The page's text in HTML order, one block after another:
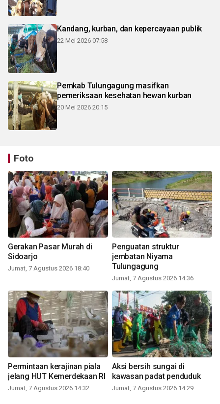
Kandang, kurban, dan kepercayaan publik
22 Mei 2026 07:58
Pemkab Tulungagung masifkan
pemeriksaan kesehatan hewan kurban
20 Mei 2026 20:15
Foto
Gerakan Pasar Murah di
Sidoarjo
Jumat, 7 Agustus 2026 18:40
Penguatan struktur
jembatan Niyama
Tulungagung
Jumat, 7 Agustus 2026 14:36
Permintaan kerajinan piala
jelang HUT Kemerdekaan RI
Jumat, 7 Agustus 2026 14:32
Aksi bersih sungai di
kawasan padat penduduk
Jumat, 7 Agustus 2026 14:29